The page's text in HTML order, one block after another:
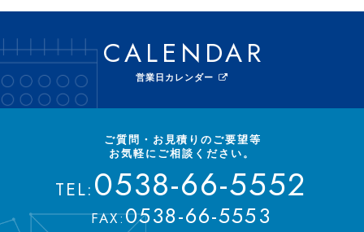
(URL //secure.websapo.jp/inquery/)に遷移いたします。
現在ご利用中のサイトからアドレスが変わりますが、正常な動作の
ためご安心ください。
※ SSL(Secure Sockets Layer protocol)とは？
めの暗号化技術のことです。
SSLを使用することで、お客さまの個人情報は暗号化されて送信さ
SSLを利用するには、ご利用のブラウザが128ビットSSLに対応し
ている必要があります。
CALENDAR
営業日カレンダー
ご質問・お見積りのご要望等
お気軽にご相談ください。
TEL: 0538-66-5552
FAX:0538-66-5553